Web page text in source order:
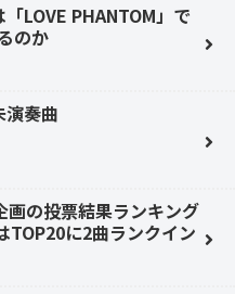
LOVE PHANTOM」で
のか
奏曲
画の投票結果ランキング
TOP20に2曲ランクイン